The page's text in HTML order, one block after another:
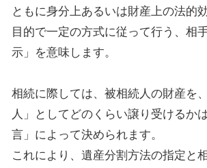
ともに身分上あるいは財産上の法的
目的で一定の方式に従って行う、相
示」を意味します。
相続に際しては、被相続人の財産を
人」としてどのくらい譲り受けるか
言」によって決められます。
これにより、遺産分割方法の指定と